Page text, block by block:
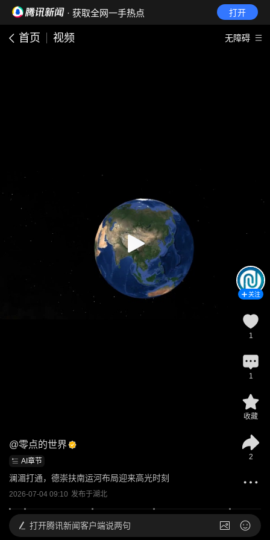
· 获取全网一手热点 打开
首页 视频 无障碍
@零点的世界
AI章节
澜湄打通，德崇扶南运河布局迎来高光时刻
2026-07-04 09:10 发布于湖北
关注
1
1
收藏
2
打开腾讯新闻客户端说两句